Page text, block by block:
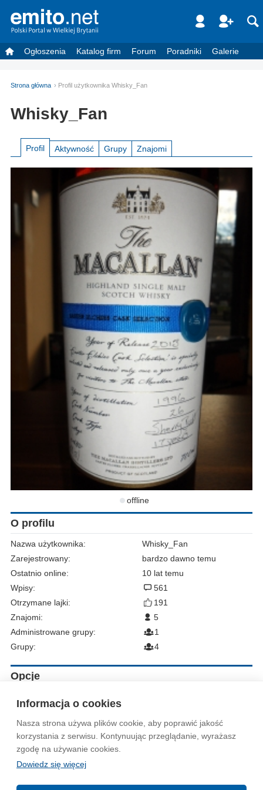
Informacja o cookies
Nasza strona używa plików cookie, aby poprawić jakość
korzystania z serwisu. Kontynuując przeglądanie, wyrażasz
zgodę na używanie cookies.
Dowiedz się więcej
Ogłoszenia Katalog firm Forum Poradniki Galerie
Strona główna Profil użytkownika Whisky_Fan
Whisky_Fan
Profil Aktywność Grupy Znajomi
offline
O profilu
Nazwa użytkownika:
Whisky_Fan
Zarejestrowany:
bardzo dawno temu
Ostatnio online:
10 lat temu
Wpisy:
561
Otrzymane lajki:
191
Znajomi:
5
Administrowane grupy:
1
Grupy:
4
Opcje
Wytyczne dla społeczności Regulamin Prywatność
Reklama Kontakt